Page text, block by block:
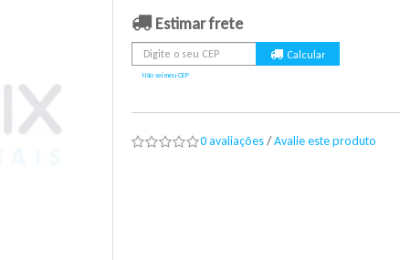
Estimar frete
Não sei meu CEP
0 avaliações/Avalie este produto